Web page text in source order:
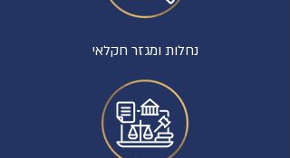
נחלות ומגזר חקלאי